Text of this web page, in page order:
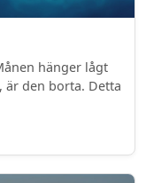
hänger lågt
är den borta. Detta